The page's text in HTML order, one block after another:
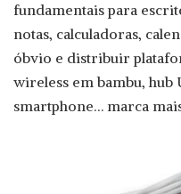
fundamentais para
notas, calculadoras,
óbvio e distribuir
wireless em bambu, hub
smartphone… marca